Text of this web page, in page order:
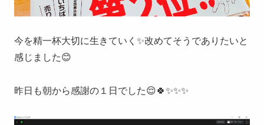
今を精一杯大切に生きていく✨改めてそうでありたいと
感じました😊
昨日も朝から感謝の１日でした😌🍀✨✨✨